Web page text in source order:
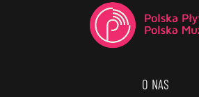
O NAS